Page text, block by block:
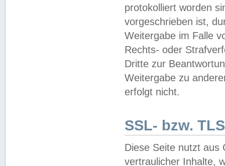
protokolliert worden
vorgeschrieben ist,
Weitergabe im Falle
Rechts- oder
Dritte zur
Weitergabe zu
erfolgt nicht.
SSL- bzw.
Diese Seite nutzt aus
vertraulicher Inhalte,